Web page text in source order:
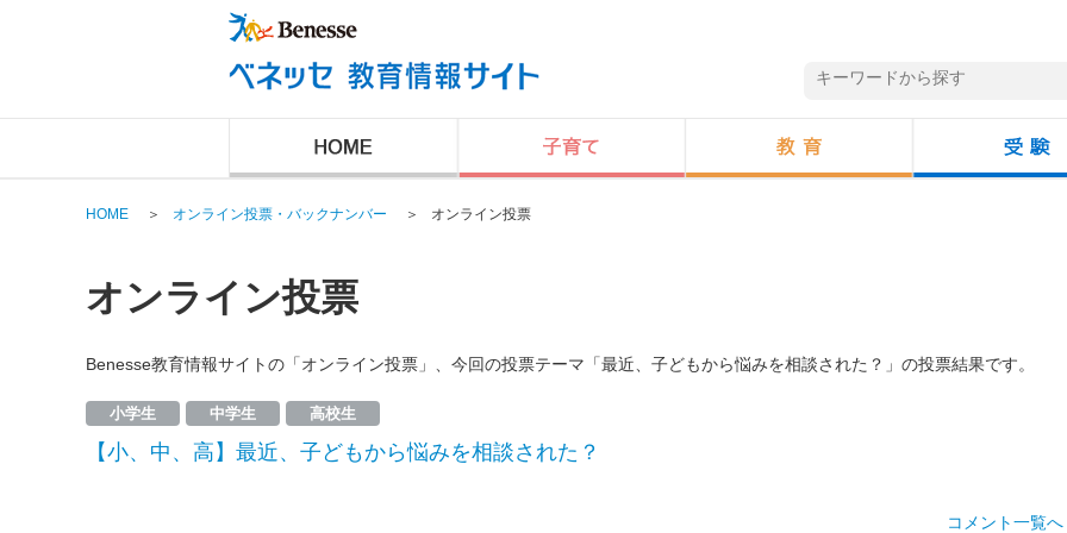
HOME ＞ オンライン投票・バックナンバー ＞ オンライン投票
オンライン投票
Benesse教育情報サイトの「オンライン投票」、今回の投票テーマ「最近、子どもから悩みを相談された？」の投票結果です。
小学生 中学生 高校生
【小、中、高】最近、子どもから悩みを相談された？
コメント一覧へ